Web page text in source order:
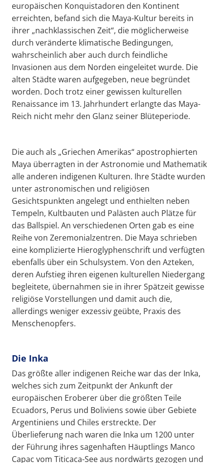
europäischen Konquistadoren den Kontinent
erreichten, befand sich die Maya-Kultur bereits in
ihrer „nachklassischen Zeit“, die möglicherweise
durch veränderte klimatische Bedingungen,
wahrscheinlich aber auch durch feindliche
Invasionen aus dem Norden eingeleitet wurde. Die
alten Städte waren aufgegeben, neue begründet
worden. Doch trotz einer gewissen kulturellen
Renaissance im 13. Jahrhundert erlangte das Maya-
Reich nicht mehr den Glanz seiner Blüteperiode.
Die auch als „Griechen Amerikas“ apostrophierten
Maya überragten in der Astronomie und Mathematik
alle anderen indigenen Kulturen. Ihre Städte wurden
unter astronomischen und religiösen
Gesichtspunkten angelegt und enthielten neben
Tempeln, Kultbauten und Palästen auch Plätze für
das Ballspiel. An verschiedenen Orten gab es eine
Reihe von Zeremonialzentren. Die Maya schrieben
eine komplizierte Hieroglyphenschrift und verfügten
ebenfalls über ein Schulsystem. Von den Azteken,
deren Aufstieg ihren eigenen kulturellen Niedergang
begleitete, übernahmen sie in ihrer Spätzeit gewisse
religiöse Vorstellungen und damit auch die,
allerdings weniger exzessiv geübte, Praxis des
Menschenopfers.
Die Inka
Das größte aller indigenen Reiche war das der Inka,
welches sich zum Zeitpunkt der Ankunft der
europäischen Eroberer über die größten Teile
Ecuadors, Perus und Boliviens sowie über Gebiete
Argentiniens und Chiles erstreckte. Der
Überlieferung nach waren die Inka um 1200 unter
der Führung ihres sagenhaften Häuptlings Manco
Capac vom Titicaca-See aus nordwärts gezogen und